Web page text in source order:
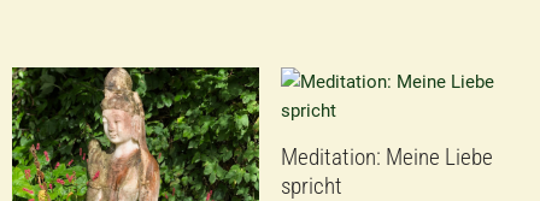
Meditation: Meine Liebe
spricht